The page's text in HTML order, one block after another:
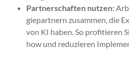
Part­ner­schaften nutzen:
giepart­nern zusam­men, die
von KI haben. So prof­i­tieren
how und reduzieren